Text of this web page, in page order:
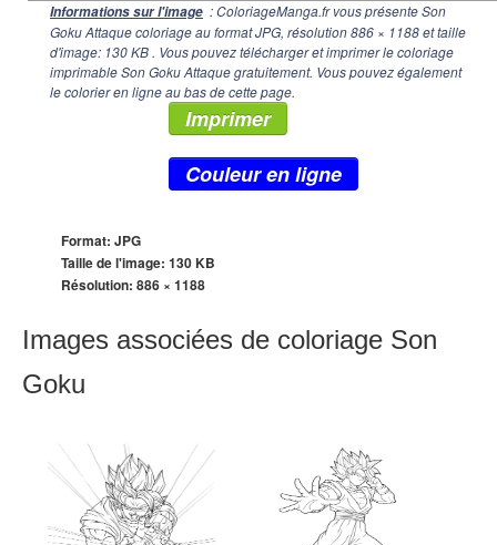
Informations sur l'image : ColoriageManga.fr vous présente Son
Goku Attaque coloriage au format JPG, résolution886 × 1188et taille
d'image: 130 KB . Vous pouvez télécharger et imprimer le coloriage
imprimable Son Goku Attaque gratuitement. Vous pouvez également
le colorier en ligne au bas de cette page.
Imprimer
Couleur en ligne
Format: JPG
Taille de l'image: 130 KB
Résolution: 886 × 1188
Images associées de coloriage Son
Goku